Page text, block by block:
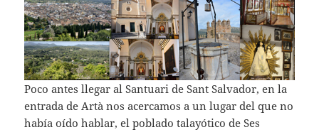
Poco antes llegar al Santuari de Sant Salvador, en la
entrada de Artà nos acercamos a un lugar del que no
había oído hablar, el poblado talayótico de Ses